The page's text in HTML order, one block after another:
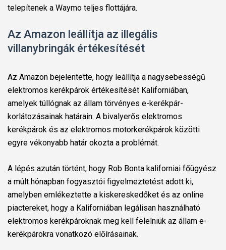
telepítenek a Waymo teljes flottájára.
Az Amazon leállítja az illegális
villanybringák értékesítését
Az Amazon bejelentette, hogy leállítja a nagysebességű
elektromos kerékpárok értékesítését Kaliforniában,
amelyek túllógnak az állam törvényes e-kerékpár-
korlátozásainak határain. A bivalyerős elektromos
kerékpárok és az elektromos motorkerékpárok közötti
egyre vékonyabb határ okozta a problémát.
A lépés azután történt, hogy Rob Bonta kaliforniai főügyész
a múlt hónapban fogyasztói figyelmeztetést adott ki,
amelyben emlékeztette a kiskereskedőket és az online
piactereket, hogy a Kaliforniában legálisan használható
elektromos kerékpároknak meg kell felelniük az állam e-
kerékpárokra vonatkozó előírásainak.